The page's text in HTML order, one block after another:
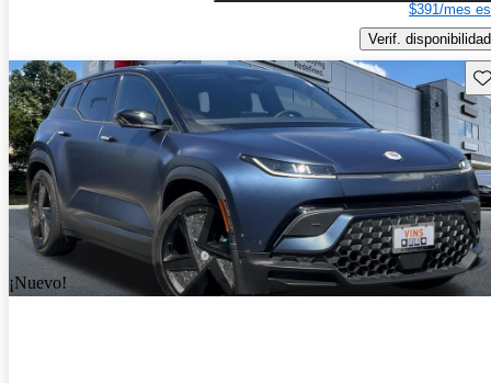
$391/mes
Verif. disponibilidad
¡Nuevo!